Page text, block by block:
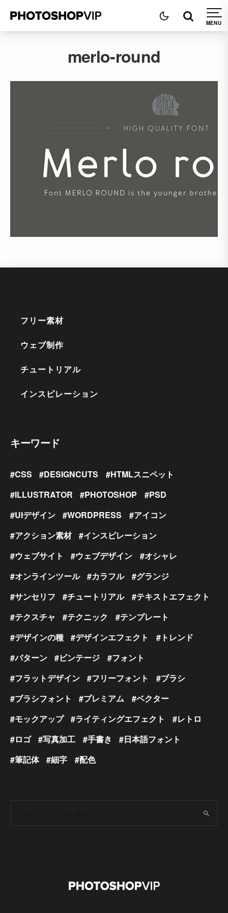
merlo-round
フリー素材
ウェブ制作
チュートリアル
インスピレーション
キーワード
CSS DESIGNCUTS
HTMLスニペット
ILLUSTRATOR
PHOTOSHOP
PSD
UIデザイン
WORDPRESS
アイコン
アクション素材
インスピレーション
ウェブサイト
ウェブデザイン
オシャレ
オンラインツール
カラフル
グランジ
サンセリフ
チュートリアル
テキストエフェクト
テクスチャ
テクニック
テンプレート
デザインの種
デザインエフェクト
トレンド
パターン
ビンテージ
フォント
フラットデザイン
フリーフォント
ブラシ
ブラシフォント
プレミアム
ベクター
モックアップ
ライティングエフェクト
レトロ
ロゴ
写真加工 手書き
日本語フォント
筆記体
細字 配色